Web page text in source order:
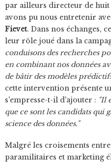
par ailleurs directeur de huit
avons pu nous entretenir
Fievet. Dans nos échanges,
leur rôle joué dans la
conduisons des recherches
en combinant nos données
de bâtir des modèles
cette intervention présente
s'empresse-t-il d'ajouter : "Il
que ce sont les candidats qui
science des données."
Malgré les croisements
paramilitaires et marketing